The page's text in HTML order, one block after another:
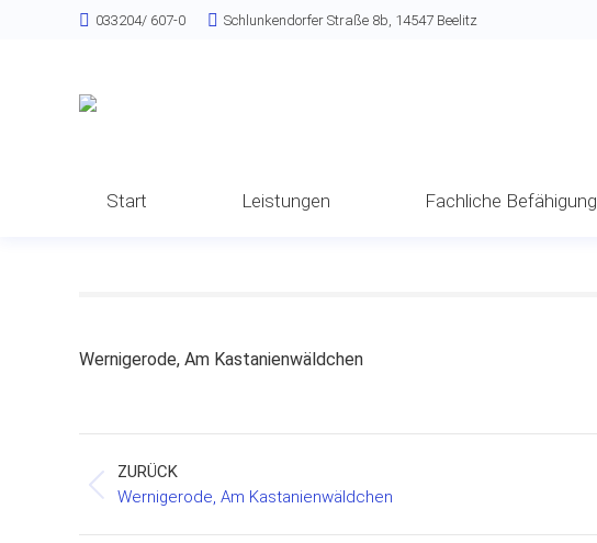
033204/ 607-0 Schlunkendorfer Straße 8b, 14547 Beelitz
Start Leistungen Fachliche Befähigung
Wernigerode, Am Kastanienwäldchen
Project
navigation
ZURÜCK
Previous
Wernigerode, Am Kastanienwäldchen